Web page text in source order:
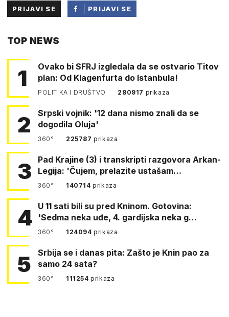
PRIJAVI SE
PRIJAVI SE
TOP NEWS
1
Ovako bi SFRJ izgledala da se ostvario Titov
plan: Od Klagenfurta do Istanbula!
POLITIKA I DRUŠTVO 280917 prikaza
2
Srpski vojnik: '12 dana nismo znali da se
dogodila Oluja'
360° 225787prikaza
3
Pad Krajine (3) i transkripti razgovora Arkan-
Legija: 'Čujem, prelazite ustašam…
360° 140714prikaza
4 U 11 sati bili su pred Kninom. Gotovina:
'Sedma neka uđe, 4. gardijska neka g…
360° 124094prikaza
5
Srbija se i danas pita: Zašto je Knin pao za
samo 24 sata?
360° 111254prikaza